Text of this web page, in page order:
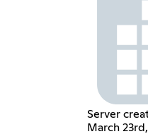
Server
March